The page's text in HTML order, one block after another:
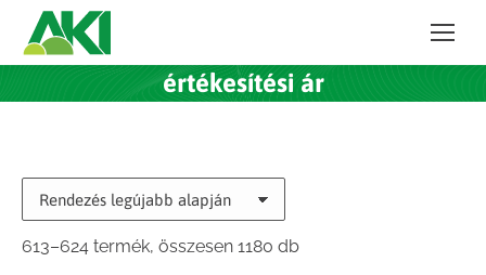
értékesítési ár
613–624 termék, összesen 1180 dbSorted